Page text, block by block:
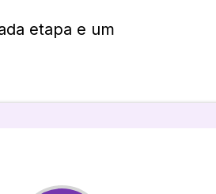
etapa e um